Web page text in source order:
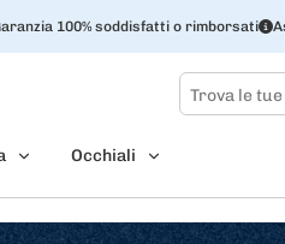
100% soddisfatti o rimborsati
Occhiali